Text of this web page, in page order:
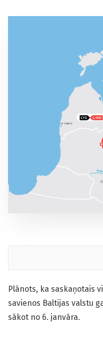
Plānots, ka saskaņotais
savienos Baltijas valstu
sākot no 6. janvāra.